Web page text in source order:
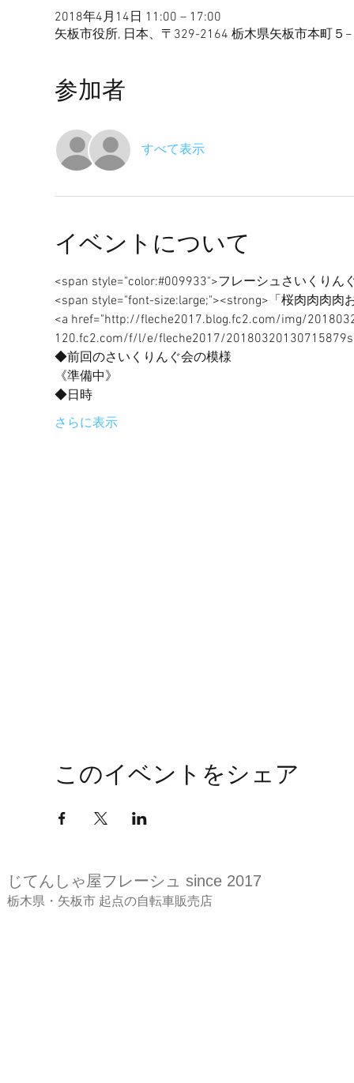
2018年4月14日 11:00 – 17:00
矢板市役所, 日本、〒329-2164 栃木県矢板市本町５
参加者
すべて表示
イベントについて
<a href="http://fleche2017.blog.fc2.com/img/
◆日時
さらに表示
このイベントをシェア
じてんしゃ屋フレーシュ since 2017
​栃木県・矢板市 起点の自転車販売店